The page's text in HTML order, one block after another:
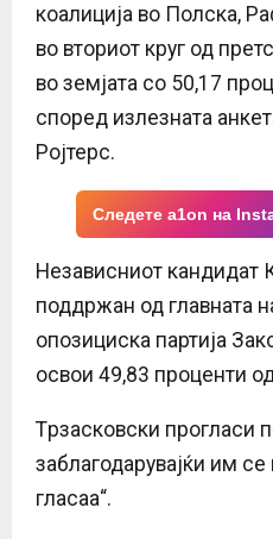
U
коалиција во Полска,
во вториот круг од
во земјата со 50,17
според излезната
Ројтерс.
Следете a1on на
Независниот кандидат
поддржан од главната
опозициска партија
освои 49,83 проценти
Tрзасковски прогласи
заблагодарувајќи им
гласаа“.